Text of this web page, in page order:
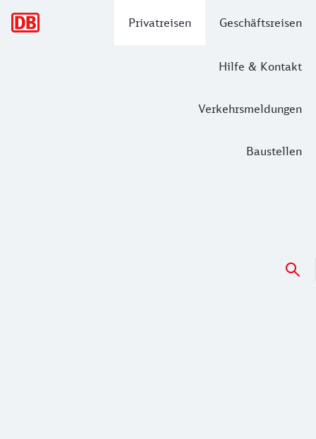
Privatreisen Geschäftsreisen
Hilfe & Kontakt
Verkehrsmeldungen
Baustellen